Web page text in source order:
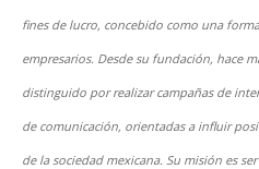
fines de lucro, concebido como una
empresarios. Desde su fundación, hace
distinguido por realizar campañas de
de comunicación, orientadas a influir
de la sociedad mexicana. Su misión es